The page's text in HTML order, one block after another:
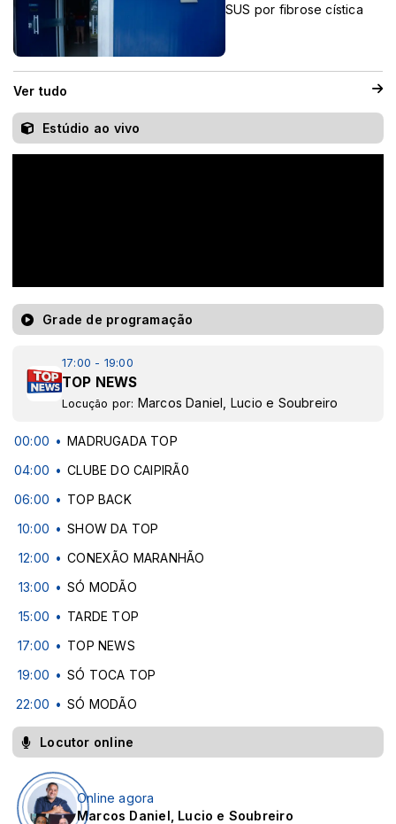
SUS por fibrose cística
Ver tudo
Estúdio ao vivo
Grade de programação
17:00 - 19:00
TOP NEWS
Locução por: Marcos Daniel, Lucio e Soubreiro
00:00
MADRUGADA TOP
04:00
CLUBE DO CAIPIRÃ0
06:00
TOP BACK
10:00
SHOW DA TOP
12:00
CONEXÃO MARANHÃO
13:00
SÓ MODÃO
15:00
TARDE TOP
17:00
TOP NEWS
19:00
SÓ TOCA TOP
22:00
SÓ MODÃO
Locutor online
Online agora
Marcos Daniel, Lucio e Soubreiro